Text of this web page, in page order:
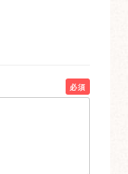
必須